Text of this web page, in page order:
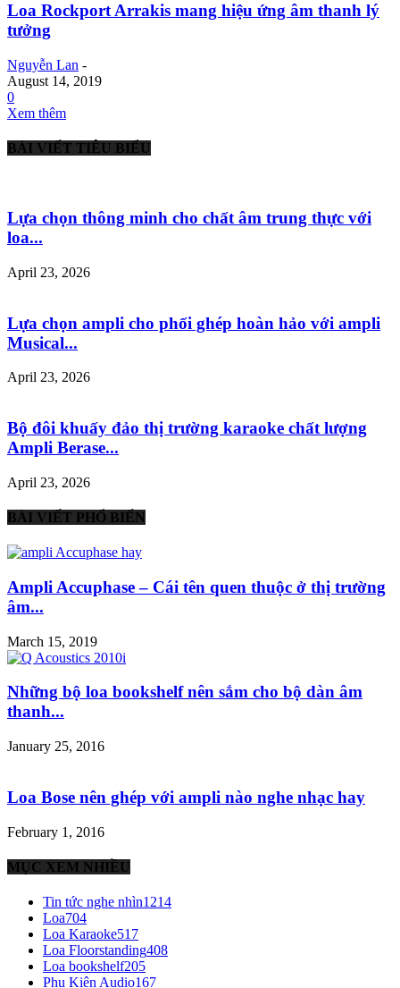
Loa Rockport Arrakis mang hiệu ứng âm thanh lý
tưởng
Nguyễn Lan -
August 14, 2019
0
Xem thêm
BÀI VIẾT TIÊU BIỂU
Lựa chọn thông minh cho chất âm trung thực với
loa...
April 23, 2026
Lựa chọn ampli cho phối ghép hoàn hảo với ampli
Musical...
April 23, 2026
Bộ đôi khuấy đảo thị trường karaoke chất lượng
Ampli Berase...
April 23, 2026
BÀI VIẾT PHỔ BIẾN
Ampli Accuphase – Cái tên quen thuộc ở thị trường
âm...
March 15, 2019
Những bộ loa bookshelf nên sắm cho bộ dàn âm
thanh...
January 25, 2016
Loa Bose nên ghép với ampli nào nghe nhạc hay
February 1, 2016
MỤC XEM NHIỀU
Tin tức nghe nhìn1214
Loa704
Loa Karaoke517
Loa Floorstanding408
Loa bookshelf205
Phụ Kiện Audio167